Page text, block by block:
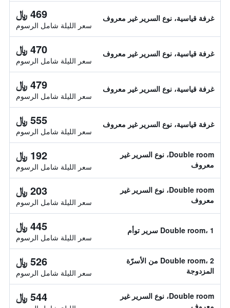
غرفة قياسية، نوع السرير غير معروف 469 ﷼
سعر الليلة شامل الرسوم
غرفة قياسية، نوع السرير غير معروف 470 ﷼
سعر الليلة شامل الرسوم
غرفة قياسية، نوع السرير غير معروف 479 ﷼
سعر الليلة شامل الرسوم
غرفة قياسية، نوع السرير غير معروف 555 ﷼
سعر الليلة شامل الرسوم
Double room، نوع السرير غير
معروف
192 ﷼
سعر الليلة شامل الرسوم
Double room، نوع السرير غير
معروف
203 ﷼
سعر الليلة شامل الرسوم
Double room، 1 سرير توأم 445 ﷼
سعر الليلة شامل الرسوم
Double room، 2 من الأسرّة
المزدوجة
526 ﷼
سعر الليلة شامل الرسوم
Double room، نوع السرير غير
معروف
544 ﷼